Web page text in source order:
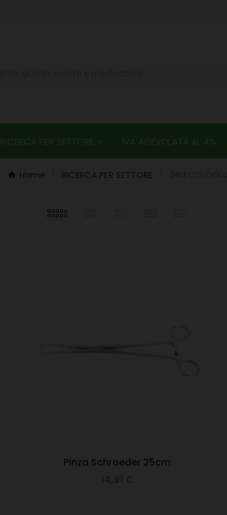
RICERCA PER SETTORE IVA AGEVOLATA AL 4%
Home RICERCA PER SETTORE GINECOLOGIA
Pinza Schroeder 25cm
14,91 €